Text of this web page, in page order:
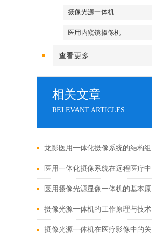
摄像光源一体机
医用内窥镜摄像机
查看更多
相关文章
RELEVANT ARTICLES
龙影医用一体化摄像系统的结构组
成与功能优势
医用一体化摄像系统在远程医疗中
的应用
医用摄像光源显像一体机的基本原
理与构成
摄像光源一体机的工作原理与技术
解析
摄像光源一体机在医疗影像中的关